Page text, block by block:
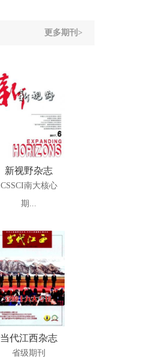
更多期刊>
新视野杂志
CSSCI南大核心
期...
当代江西杂志
省级期刊